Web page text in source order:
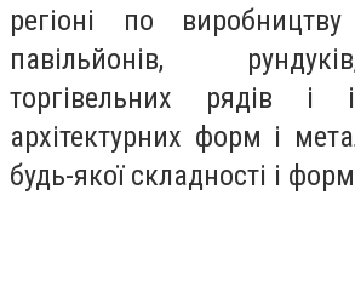
регіоні по виробництву
павільйонів,
торгівельних рядів і
архітектурних форм і
будь-якої складності і